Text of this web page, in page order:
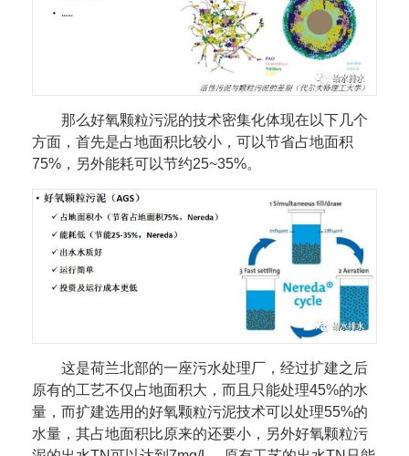
那么好氧颗粒污泥的技术密集化体现在以下几个
方面，首先是占地面积比较小，可以节省占地面积
75%，另外能耗可以节约25~35%。
这是荷兰北部的一座污水处理厂，经过扩建之后
原有的工艺不仅占地面积大，而且只能处理45%的水
量，而扩建选用的好氧颗粒污泥技术可以处理55%的
水量，其占地面积比原来的还要小，另外好氧颗粒污